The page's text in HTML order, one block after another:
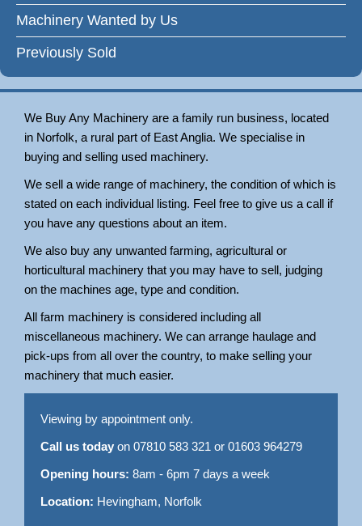
Machinery Wanted by Us
Previously Sold
We Buy Any Machinery are a family run business, located
in Norfolk, a rural part of East Anglia. We specialise in
buying and selling used machinery.
We sell a wide range of machinery, the condition of which is
stated on each individual listing. Feel free to give us a call if
you have any questions about an item.
We also buy any unwanted farming, agricultural or
horticultural machinery that you may have to sell, judging
on the machines age, type and condition.
All farm machinery is considered including all
miscellaneous machinery. We can arrange haulage and
pick-ups from all over the country, to make selling your
machinery that much easier.
Viewing by appointment only.
Call us today on 07810 583 321 or 01603 964279
Opening hours: 8am - 6pm 7 days a week
Location: Hevingham, Norfolk